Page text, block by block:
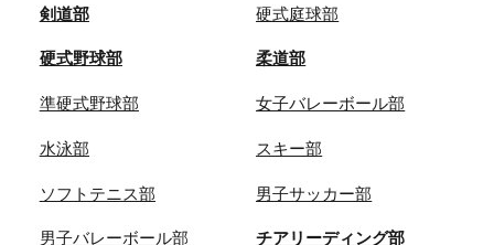
剣道部 硬式庭球部
硬式野球部 柔道部
準硬式野球部 女子バレーボール部
水泳部 スキー部
ソフトテニス部 男子サッカー部
男子バレーボール部 チアリーディング部